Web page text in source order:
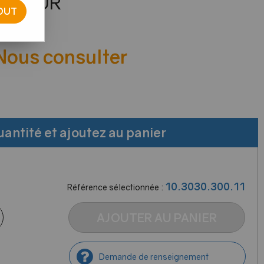
avis !
consulter
et ajoutez au panier
Référence sélectionnée : 10.3030.300.11
Demande de renseignement